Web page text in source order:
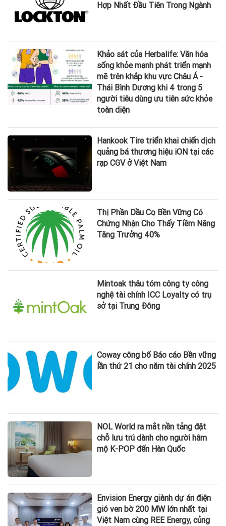
Hợp Nhất Đầu Tiên Trong Ngành
Khảo sát của Herbalife: Văn hóa
sống khỏe mạnh phát triển mạnh
mẽ trên khắp khu vực Châu Á -
Thái Bình Dương khi 4 trong 5
người tiêu dùng ưu tiên sức khỏe
toàn diện
Hankook Tire triển khai chiến dịch
quảng bá thương hiệu iON tại các
rạp CGV ở Việt Nam
Thị Phần Dầu Cọ Bền Vững Có
Chứng Nhận Cho Thấy Tiềm Năng
Tăng Trưởng 40%
Mintoak thâu tóm công ty công
nghệ tài chính ICC Loyalty có trụ
sở tại Trung Đông
Coway công bố Báo cáo Bền vững
lần thứ 21 cho năm tài chính 2025
NOL World ra mắt nền tảng đặt
chỗ lưu trú dành cho người hâm
mộ K-POP đến Hàn Quốc
Envision Energy giành dự án điện
gió ven bờ 200 MW lớn nhất tại
Việt Nam cùng REE Energy, củng